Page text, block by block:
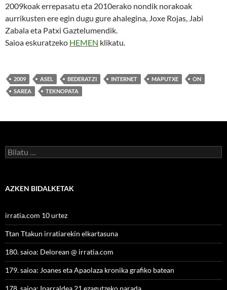
2009koak errepasatu eta 2010erako nondik norakoak
aurrikusten ere egin dugu gure ahalegina, Joxe Rojas, Jabi
Zabala eta Patxi Gaztelumendik.
Saioa eskuratzeko HEMEN klikatu.
2009 ASEL BEDERATZI INTERNET MAPUTXE
ON
SAREA
TEKNOPATA
Bilatu:
AZKEN BIDALKETAK
irratia.com 10 urtez
Ttan Ttakun irratiarekin elkartasuna
180. saioa: Delorean @ irratia.com
179. saioa: Joanes eta Apaolaza kronika grafiko batean
178. saioa: Iparraldea 21 ezagutzeko parada